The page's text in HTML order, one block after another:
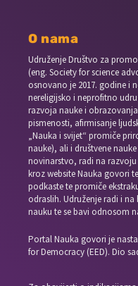
O nama
Udruženje Društvo za
(eng. Society for science
osnovano je 2017. godine i
nereligijsko i neprofitno
razvoja nauke i
pismenosti, afirmisanje
„Nauka i svijet“ promiče
nauke), ali i društvene
novinarstvo, radi na
kroz website Nauka govori
podkaste te promiče
odraslih. Udruženje radi i
nauku te se bavi odnosom
Portal Nauka govori je
for Democracy (EED). Dio